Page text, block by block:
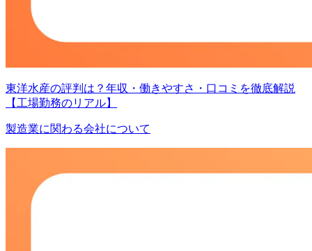
東洋水産の評判は？年収・働きやすさ・口コミを徹底解説
【工場勤務のリアル】
製造業に関わる会社について